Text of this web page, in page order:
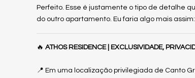
Perfeito. Esse é justamente o tipo de detalhe
do outro apartamento. Eu faria algo mais assim:
🔥 ATHOS RESIDENCE | EXCLUSIVIDADE,
📍 Em uma localização privilegiada de Canto